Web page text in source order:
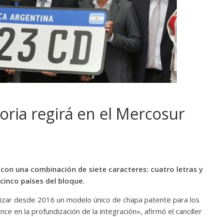
regirá en el Mercosur
una combinación de siete caracteres: cuatro letras y
países del bloque.
desde 2016 un modelo único de chapa patente para los
en la profundización de la integración», afirmó el canciller